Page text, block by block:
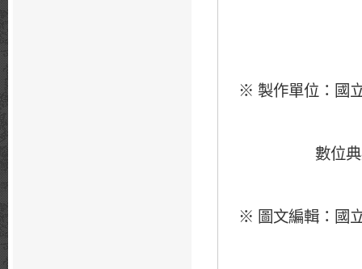
※ 製作單位：國
數位典藏與
※ 圖文編輯：國